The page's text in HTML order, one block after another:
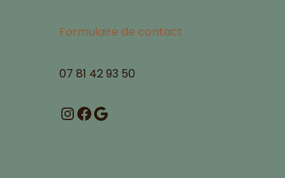
Formulaire de contact
07 81 42 93 50